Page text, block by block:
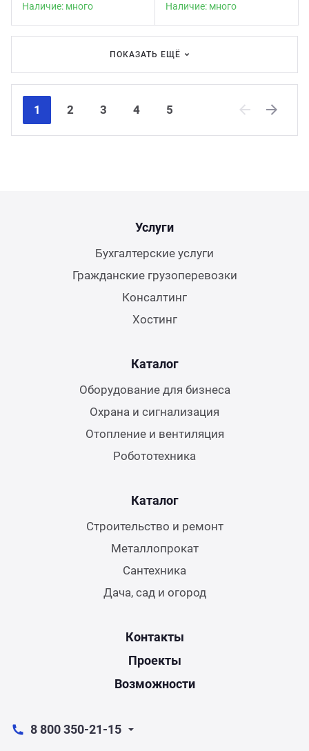
Наличие: много Наличие: много
ПОКАЗАТЬ ЕЩЁ
1 2 3 4
5
Услуги
Бухгалтерские услуги
Гражданские грузоперевозки
Консалтинг
Хостинг
Каталог
Оборудование для бизнеса
Охрана и сигнализация
Отопление и вентиляция
Робототехника
Каталог
Строительство и ремонт
Металлопрокат
Сантехника
Дача, сад и огород
Контакты
Проекты
Возможности
8 800 350-21-15